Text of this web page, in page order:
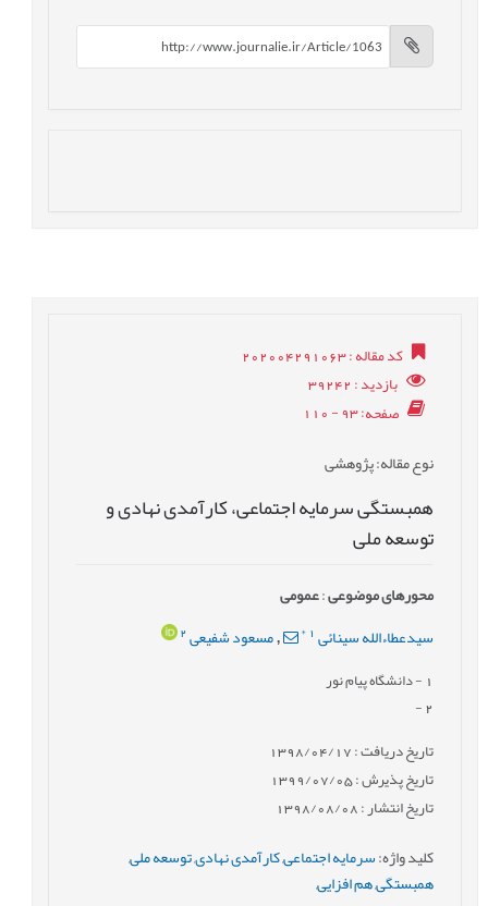
کد مقاله: 202004291063
بازدید: 39242
صفحه: 93 - 110
نوع مقاله: پژوهشی
همبستگی سرمایه اجتماعی، کارآمدی نهادی و
توسعه ملی
محورهای موضوعی:عمومى
سیدعطاءالله سینائی *
,مسعود شفیعی 2
- دانشگاه پیام نور
2
-
تاریخ دریافت : 1398/04/17
تاریخ پذیرش : 1399/07/05
تاریخ انتشار : 1398/08/08
کلید واژه:سرمایه اجتماعی,کارآمدی نهادی,توسعه ملی,
همبستگی,هم افزایی,